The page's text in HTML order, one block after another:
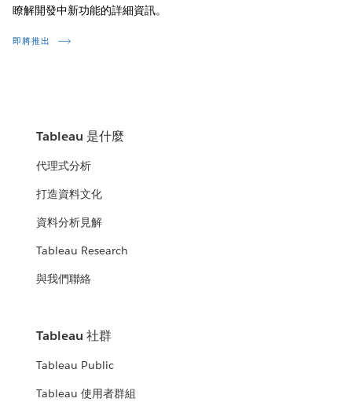
瞭解開發中新功能的詳細資訊。
即將推出
Tableau 是什麼
代理式分析
打造資料文化
資料分析見解
Tableau Research
與我們聯絡
Tableau 社群
Tableau Public
Tableau 使用者群組